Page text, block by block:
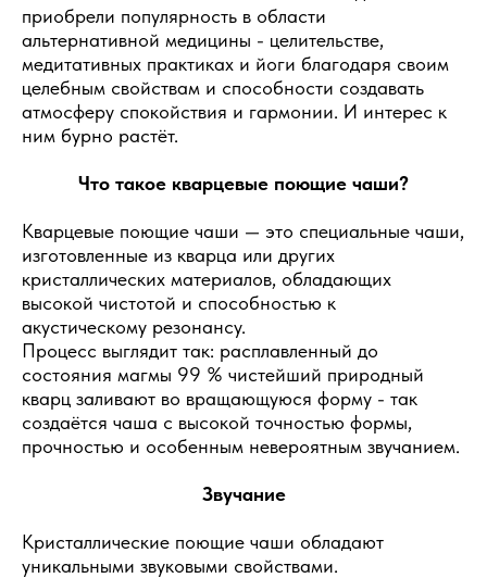
приобрели популярность в области
альтернативной медицины - целительстве,
медитативных практиках и йоги благодаря своим
целебным свойствам и способности создавать
атмосферу спокойствия и гармонии. И интерес к
ним бурно растёт.
Что такое кварцевые поющие чаши?
Кварцевые поющие чаши — это специальные чаши,
изготовленные из кварца или других
кристаллических материалов, обладающих
высокой чистотой и способностью к
акустическому резонансу.
Процесс выглядит так: расплавленный до
состояния магмы 99 % чистейший природный
кварц заливают во вращающуюся форму - так
создаётся чаша с высокой точностью формы,
прочностью и особенным невероятным звучанием.
Звучание
Кристаллические поющие чаши обладают
уникальными звуковыми свойствами.